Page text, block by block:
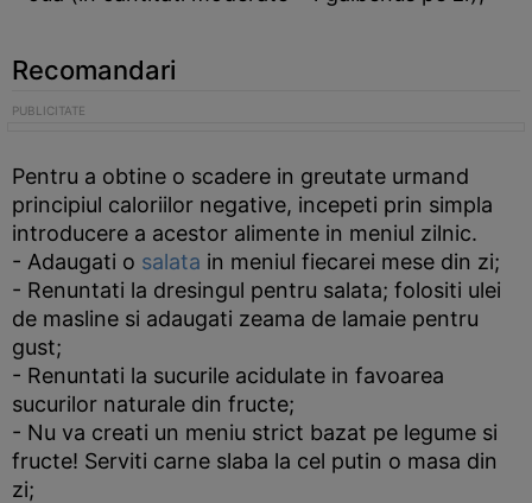
Recomandari
Pentru a obtine o scadere in greutate urmand
principiul caloriilor negative, incepeti prin simpla
introducere a acestor alimente in meniul zilnic.
- Adaugati o salata in meniul fiecarei mese din zi;
- Renuntati la dresingul pentru salata; folositi ulei
de masline si adaugati zeama de lamaie pentru
gust;
- Renuntati la sucurile acidulate in favoarea
sucurilor naturale din fructe;
- Nu va creati un meniu strict bazat pe legume si
fructe! Serviti carne slaba la cel putin o masa din
zi;